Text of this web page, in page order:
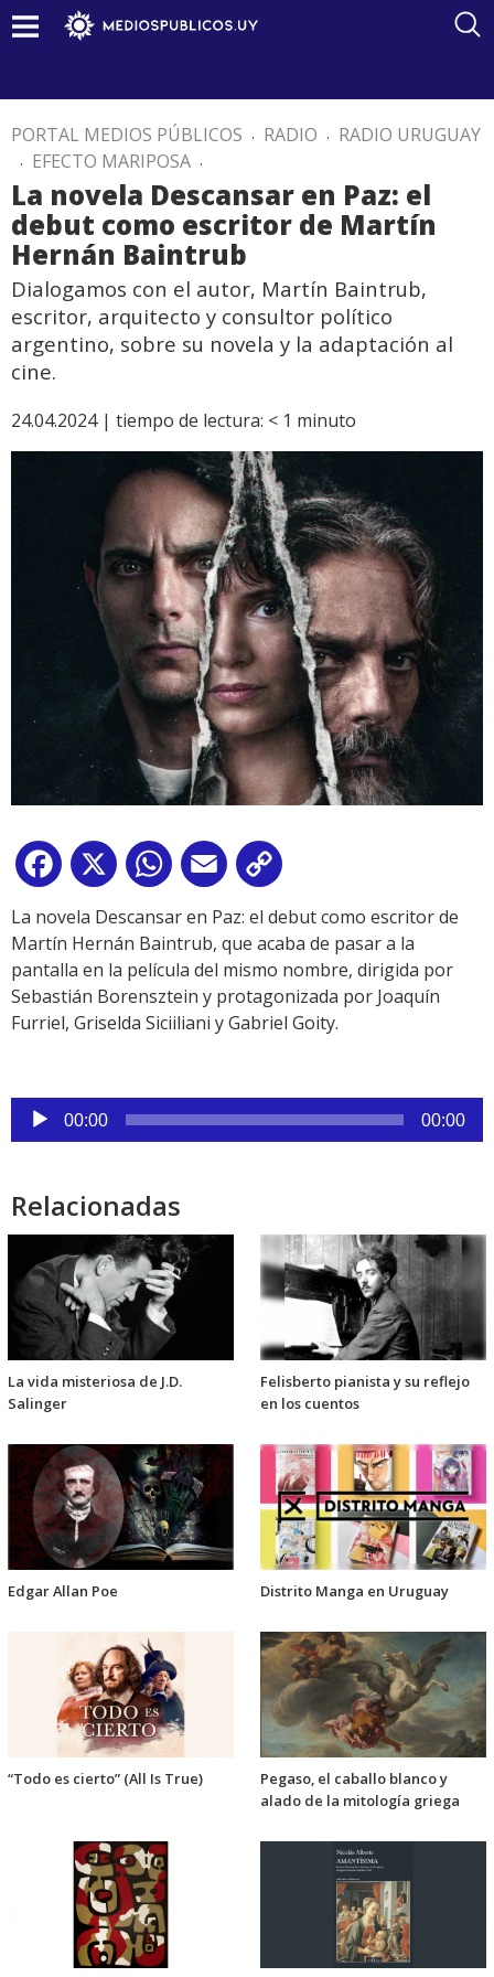
PORTAL MEDIOS PÚBLICOS . RADIO . RADIO URUGUAY
. EFECTO MARIPOSA .
La novela Descansar en Paz: el
debut como escritor de Martín
Hernán Baintrub
Dialogamos con el autor, Martín Baintrub,
escritor, arquitecto y consultor político
argentino, sobre su novela y la adaptación al
cine.
24.04.2024 | tiempo de lectura: < 1 minuto
Facebook
X WhatsApp
Email
Link
La novela Descansar en Paz: el debut como escritor de
Martín Hernán Baintrub, que acaba de pasar a la
pantalla en la película del mismo nombre, dirigida por
Sebastián Borensztein y protagonizada por Joaquín
Furriel, Griselda Siciiliani y Gabriel Goity.
Reproductor
de
00:00 00:00
Relacionadas
La vida misteriosa de J.D.
Salinger
Felisberto pianista y su reflejo
en los cuentos
Edgar Allan Poe Distrito Manga en Uruguay
“Todo es cierto” (All Is True)
Pegaso, el caballo blanco y
alado de la mitología griega